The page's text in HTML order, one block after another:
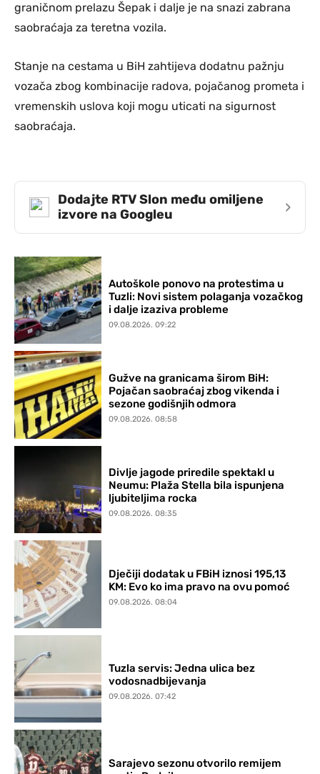
graničnom prelazu Šepak i dalje je na snazi zabrana
saobraćaja za teretna vozila.
Stanje na cestama u BiH zahtijeva dodatnu pažnju
vozača zbog kombinacije radova, pojačanog prometa i
vremenskih uslova koji mogu uticati na sigurnost
saobraćaja.
Dodajte RTV Slon među omiljene
izvore na Googleu
›
Autoškole ponovo na protestima u
Tuzli: Novi sistem polaganja vozačkog
i dalje izaziva probleme
09.08.2026. 09:22
Gužve na granicama širom BiH:
Pojačan saobraćaj zbog vikenda i
sezone godišnjih odmora
09.08.2026. 08:58
Divlje jagode priredile spektakl u
Neumu: Plaža Stella bila ispunjena
ljubiteljima rocka
09.08.2026. 08:35
Dječiji dodatak u FBiH iznosi 195,13
KM: Evo ko ima pravo na ovu pomoć
09.08.2026. 08:04
Tuzla servis: Jedna ulica bez
vodosnadbijevanja
09.08.2026. 07:42
Sarajevo sezonu otvorilo remijem